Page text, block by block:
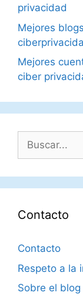
privacidad
Mejores
Mejores
ciber
Buscar:
Contacto
Contacto
Respeto a la
Sobre el blog